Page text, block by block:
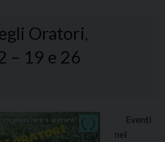
Oratori,
– 19 e 26
Eventi
nel